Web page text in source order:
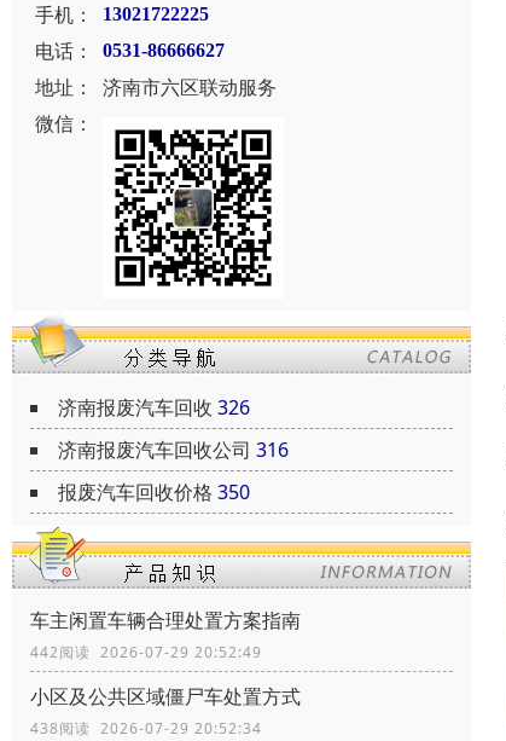
手机：
13021722225
电话： 0531-86666627
地址：
济南市六区联动服务
微信：
济南报废汽车回收 326
济南报废汽车回收公司 316
报废汽车回收价格 350
车主闲置车辆合理处置方案指南
442阅读 2026-07-29 20:52:49
小区及公共区域僵尸车处置方式
438阅读 2026-07-29 20:52:34